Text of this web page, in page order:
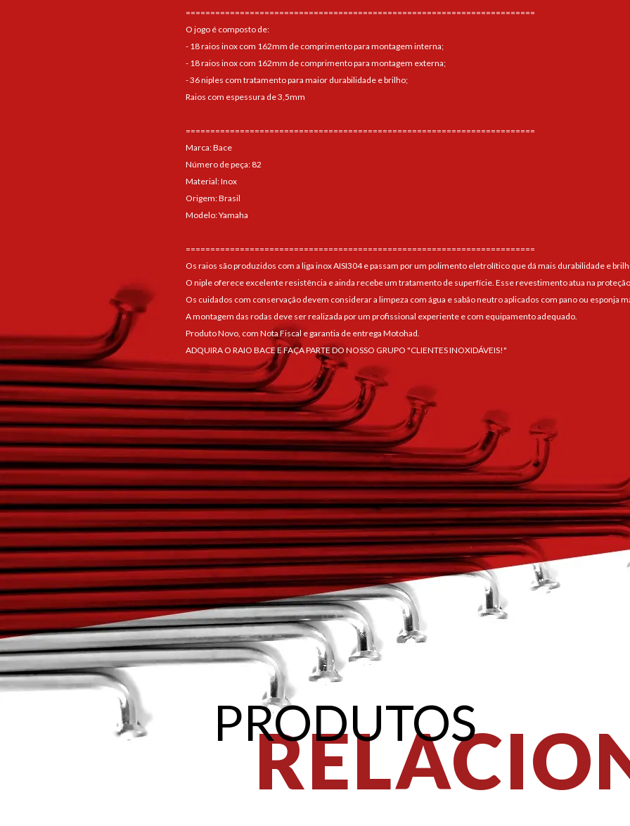
=======================================================================
O jogo é composto de:
- 18 raios inox com 162mm de comprimento para montagem interna;
- 18 raios inox com 162mm de comprimento para montagem externa;
- 36 niples com tratamento para maior durabilidade e brilho;
Raios com espessura de 3,5mm
=======================================================================
Marca: Bace
Número de peça: 82
Material: Inox
Origem: Brasil
Modelo: Yamaha
=======================================================================
Os raios são produzidos com a liga inox AISI304 e passam por um polimento eletrolítico que dá mais durabilidade e
O niple oferece excelente resistência e ainda recebe um tratamento de superfície. Esse revestimento atua na
Os cuidados com conservação devem considerar a limpeza com água e sabão neutro aplicados com pano ou esponja
A montagem das rodas deve ser realizada por um profissional experiente e com equipamento adequado.
Produto Novo, com Nota Fiscal e garantia de entrega Motohad.
ADQUIRA O RAIO BACE E FAÇA PARTE DO NOSSO GRUPO "CLIENTES INOXIDÁVEIS!"
PRODUTOS